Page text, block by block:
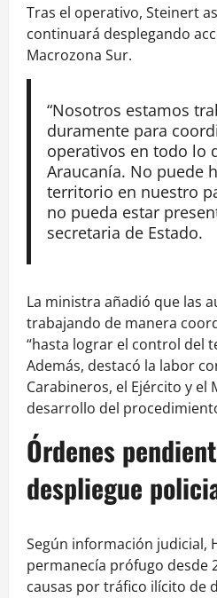
Tras el operativo, Steinert
continuará desplegando
Macrozona Sur.
“Nosotros estamos
duramente para
operativos en todo lo
Araucanía. No puede
territorio en nuestro
no pueda estar
secretaria de Estado.
La ministra añadió que las
trabajando de manera
“hasta lograr el control del
Además, destacó la labor
Carabineros, el Ejército y el
desarrollo del
Órdenes
despliegue
Según información judicial,
permanecía prófugo desde
causas por tráfico ilícito de